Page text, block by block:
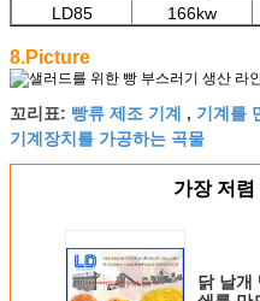
LD85
166kw
8.Picture
꼬리표: 빵류 제조 기계 , 기계를
기계장치를 가공하는 곡물
가장 저렴
닭 날개